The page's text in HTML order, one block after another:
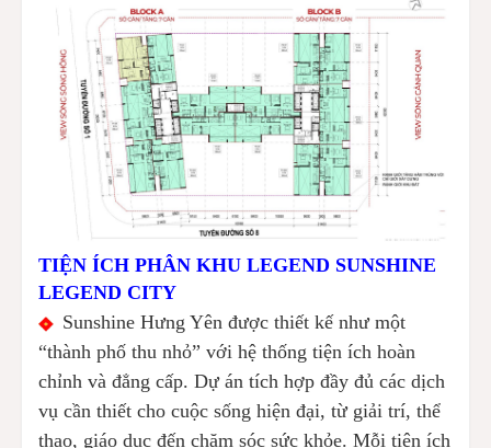
TIỆN ÍCH PHÂN KHU LEGEND SUNSHINE
LEGEND CITY
Sunshine Hưng Yên được thiết kế như một
“thành phố thu nhỏ” với hệ thống tiện ích hoàn
chỉnh và đẳng cấp. Dự án tích hợp đầy đủ các dịch
vụ cần thiết cho cuộc sống hiện đại, từ giải trí, thể
thao, giáo dục đến chăm sóc sức khỏe. Mỗi tiện ích